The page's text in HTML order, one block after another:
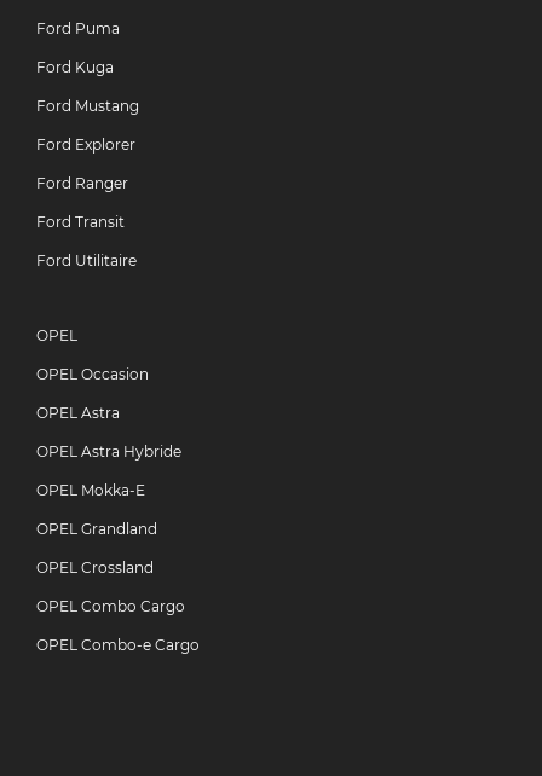
Ford Puma
Ford Kuga
Ford Mustang
Ford Explorer
Ford Ranger
Ford Transit
Ford Utilitaire
OPEL
OPEL Occasion
OPEL Astra
OPEL Astra Hybride
OPEL Mokka-E
OPEL Grandland
OPEL Crossland
OPEL Combo Cargo
OPEL Combo-e Cargo